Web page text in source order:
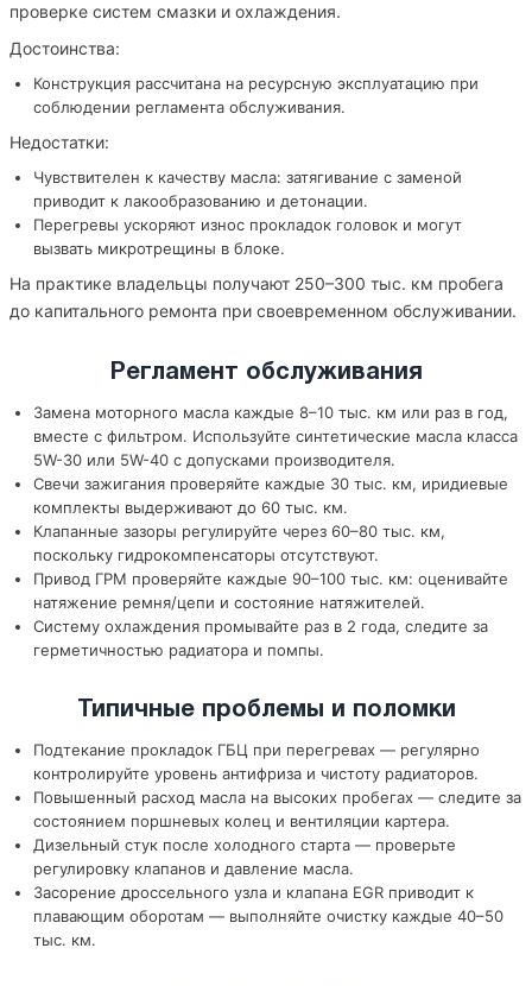
проверке систем смазки и охлаждения.
Достоинства:
Конструкция рассчитана на ресурсную эксплуатацию при
соблюдении регламента обслуживания.
Недостатки:
Чувствителен к качеству масла: затягивание с заменой
приводит к лакообразованию и детонации.
Перегревы ускоряют износ прокладок головок и могут
вызвать микротрещины в блоке.
На практике владельцы получают 250–300 тыс. км пробега
до капитального ремонта при своевременном обслуживании.
Регламент обслуживания
Замена моторного масла каждые 8–10 тыс. км или раз в год,
вместе с фильтром. Используйте синтетические масла класса
5W-30 или 5W-40 с допусками производителя.
Свечи зажигания проверяйте каждые 30 тыс. км, иридиевые
комплекты выдерживают до 60 тыс. км.
Клапанные зазоры регулируйте через 60–80 тыс. км,
поскольку гидрокомпенсаторы отсутствуют.
Привод ГРМ проверяйте каждые 90–100 тыс. км: оценивайте
натяжение ремня/цепи и состояние натяжителей.
Систему охлаждения промывайте раз в 2 года, следите за
герметичностью радиатора и помпы.
Типичные проблемы и поломки
Подтекание прокладок ГБЦ при перегревах — регулярно
контролируйте уровень антифриза и чистоту радиаторов.
Повышенный расход масла на высоких пробегах — следите за
состоянием поршневых колец и вентиляции картера.
Дизельный стук после холодного старта — проверьте
регулировку клапанов и давление масла.
Засорение дроссельного узла и клапана EGR приводит к
плавающим оборотам — выполняйте очистку каждые 40–50
тыс. км.